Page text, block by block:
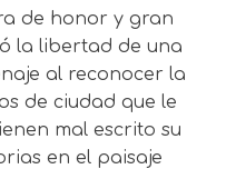
de honor y gran
la libertad de una
al reconocer la
de ciudad que le
mal escrito su
en el paisaje